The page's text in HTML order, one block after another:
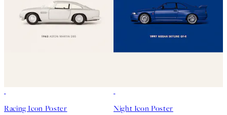
Racing Icon Poster Night Icon Poster